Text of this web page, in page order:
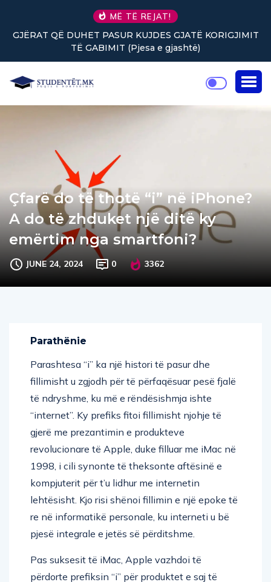
MË TË REJAT!
GJËRAT QË DUHET PASUR KUJDES GJATË KORIGJIMIT
TË GABIMIT (Pjesa e gjashtë)
Çfarë do të thotë “i” në iPhone?
A do të zhduket një ditë ky
emërtim nga smartfoni?
JUNE 24, 2024 0 3362
Parathënie
Parashtesa “i” ka një histori të pasur dhe
fillimisht u zgjodh për të përfaqësuar pesë fjalë
të ndryshme, ku më e rëndësishmja ishte
“internet”. Ky prefiks fitoi fillimisht njohje të
gjerë me prezantimin e produkteve
revolucionare të Apple, duke filluar me iMac në
1998, i cili synonte të theksonte aftësinë e
kompjuterit për t’u lidhur me internetin
lehtësisht. Kjo risi shënoi fillimin e një epoke të
re në informatikë personale, ku interneti u bë
pjesë integrale e jetës së përditshme.
Pas suksesit të iMac, Apple vazhdoi të
përdorte prefiksin “i” për produktet e saj të